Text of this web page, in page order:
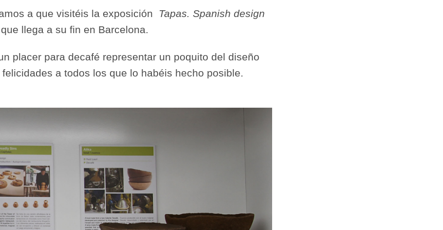
a que visitéis la exposición Tapas. Spanish design
llega a su fin en Barcelona.
placer para decafé representar un poquito del diseño
a todos los que lo habéis hecho posible.